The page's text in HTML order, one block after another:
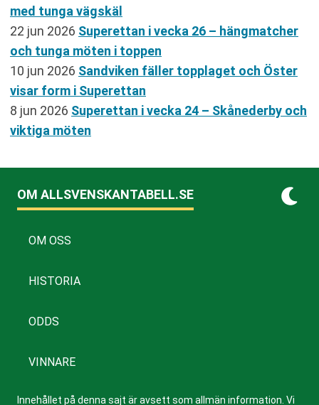
med tunga vägskäl
22 jun 2026 Superettan i vecka 26 – hängmatcher
och tunga möten i toppen
10 jun 2026 Sandviken fäller topplaget och Öster
visar form i Superettan
8 jun 2026 Superettan i vecka 24 – Skånederby och
viktiga möten
OM ALLSVENSKANTABELL.SE
OM OSS
HISTORIA
ODDS
VINNARE
Innehållet på denna sajt är avsett som allmän information. Vi